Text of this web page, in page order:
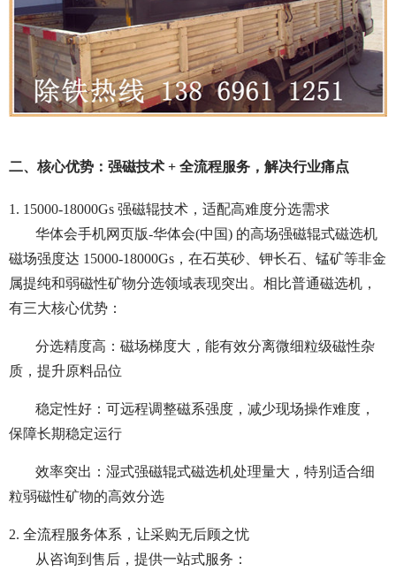
二、核心优势：强磁技术 + 全流程服务，解决行业痛点
1. 15000-18000Gs 强磁辊技术，适配高难度分选需求
华体会手机网页版-华体会(中国) 的高场强磁辊式磁选机
磁场强度达 15000-18000Gs，在石英砂、钾长石、锰矿等非金
属提纯和弱磁性矿物分选领域表现突出。相比普通磁选机，
有三大核心优势：
分选精度高：磁场梯度大，能有效分离微细粒级磁性杂
质，提升原料品位
稳定性好：可远程调整磁系强度，减少现场操作难度，
保障长期稳定运行
效率突出：湿式强磁辊式磁选机处理量大，特别适合细
粒弱磁性矿物的高效分选
2. 全流程服务体系，让采购无后顾之忧
从咨询到售后，提供一站式服务：